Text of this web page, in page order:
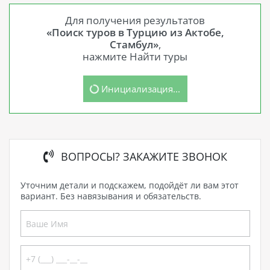
Для получения результатов
«Поиск туров в Турцию из Актобе,
Стамбул»,
нажмите Найти туры
Инициализация...
ВОПРОСЫ? ЗАКАЖИТЕ ЗВОНОК
Уточним детали и подскажем, подойдёт ли вам этот
вариант. Без навязывания и обязательств.